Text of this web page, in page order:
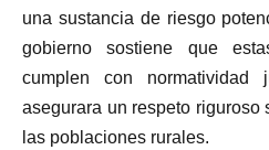
una sustancia de riesgo
gobierno sostiene que
cumplen con normatividad
asegurara un respeto riguroso
las poblaciones rurales.